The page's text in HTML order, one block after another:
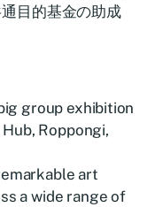
目的基金の助成
group exhibition
Roppongi,
art
a wide range of